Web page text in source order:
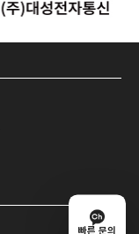
빠른 문의